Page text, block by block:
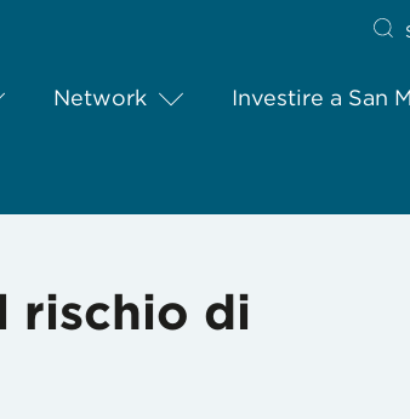
Network Investire a San
rischio di